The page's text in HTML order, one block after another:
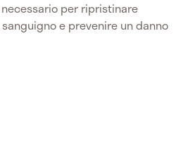
per ripristinare
e prevenire un danno